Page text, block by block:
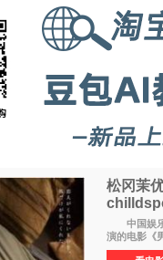
松冈茉
中国娱乐
演的电影《
正式视觉图